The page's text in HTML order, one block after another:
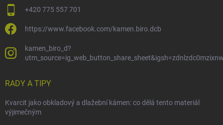
+420 775 557 701
https://www.facebook.com/kamen.biro.dcb
kamen_biro_d?
RADY A TIPY
Kvarcit jako obkladový a dlažební kámen: co dělá tento materiál
výjimečným